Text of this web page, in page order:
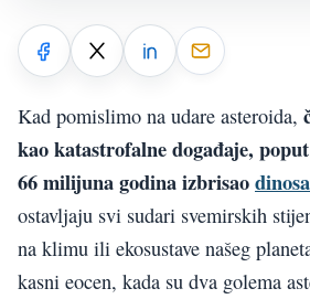
Kad pomislimo na udare asteroida,
kao katastrofalne događaje,
66 milijuna godina izbrisao
ostavljaju svi sudari svemirskih
na klimu ili ekosustave našeg
kasni eocen, kada su dva golema